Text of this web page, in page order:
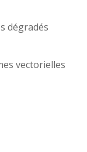
dégradés
vectorielles